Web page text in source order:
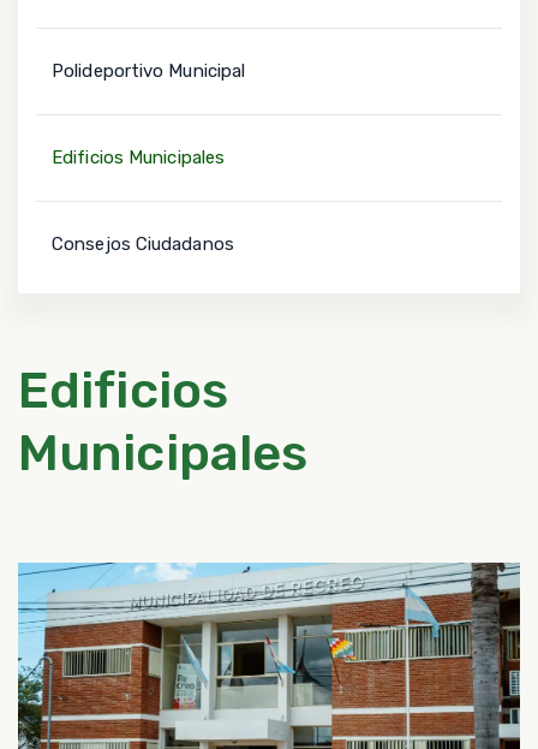
Edificios
Municipales
Polideportivo Municipal
Edificios Municipales
Consejos Ciudadanos